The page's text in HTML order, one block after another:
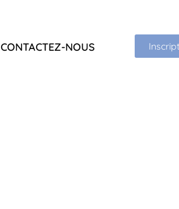
CONTACTEZ-NOUS